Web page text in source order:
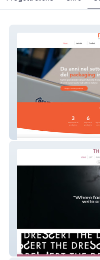
Italbox-scatolificio
thedressert